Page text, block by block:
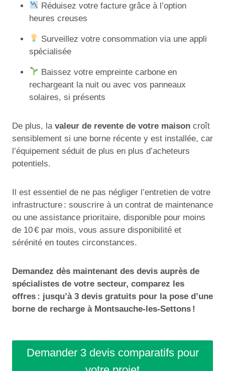
Réduisez votre facture grâce à l’option
heures creuses
Surveillez votre consommation via une appli
spécialisée
Baissez votre empreinte carbone en
rechargeant la nuit ou avec vos panneaux
solaires, si présents
De plus, la valeur de revente de votre maison croît
sensiblement si une borne récente y est installée, car
l’équipement séduit de plus en plus d’acheteurs
potentiels.
Il est essentiel de ne pas négliger l’entretien de votre
infrastructure : souscrire à un contrat de maintenance
ou une assistance prioritaire, disponible pour moins
de 10 € par mois, vous assure disponibilité et
sérénité en toutes circonstances.
Demandez dès maintenant des devis auprès de
spécialistes de votre secteur, comparez les
offres : jusqu’à 3 devis gratuits pour la pose d’une
borne de recharge à Montsauche-les-Settons !
Demander 3 devis comparatifs pour